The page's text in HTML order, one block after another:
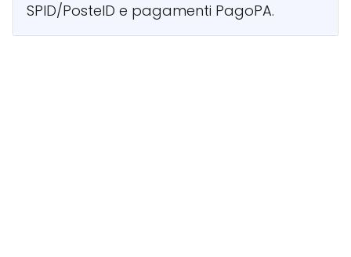
SPID/PosteID e pagamenti PagoPA.